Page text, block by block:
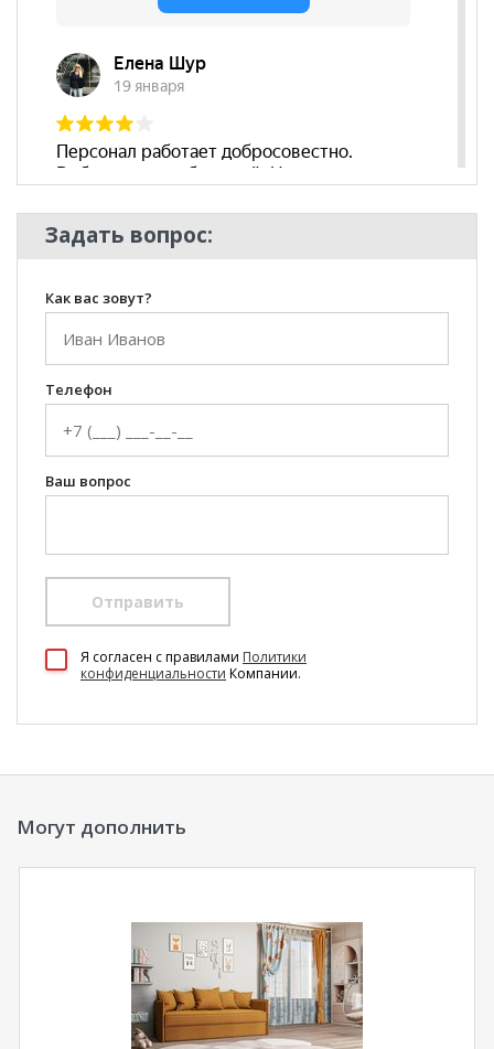
Задать вопрос:
Как вас зовут?
Телефон
Ваш вопрос
Отправить
Я согласен c правилами Политики
конфиденциальности Компании.
Могут дополнить